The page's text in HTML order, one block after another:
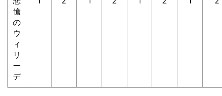
愴
の
ウ
ィ
リ
ー
デ